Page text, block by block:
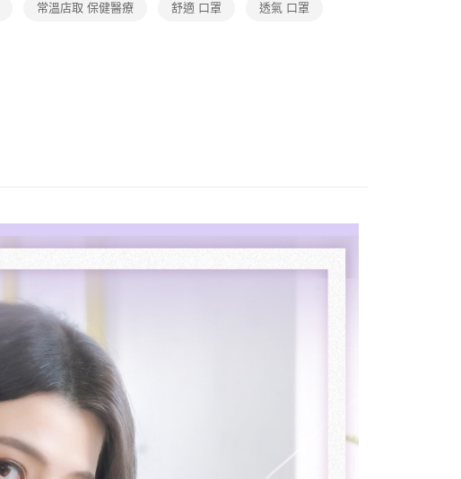
常溫店取 保健醫療 舒適 口罩 透氣 口罩